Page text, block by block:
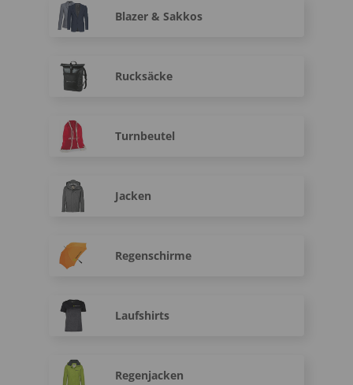
Blazer & Sakkos
Rucksäcke
Turnbeutel
Jacken
Regenschirme
Laufshirts
Regenjacken